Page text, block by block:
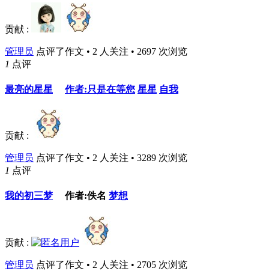
贡献 :
管理员 点评了作文 • 2 人关注 • 2697 次浏览
1 点评
最亮的星星 作者:只是在等您 星星 自我
贡献 :
管理员 点评了作文 • 2 人关注 • 3289 次浏览
1 点评
我的初三梦 作者:佚名 梦想
贡献 :
管理员 点评了作文 • 2 人关注 • 2705 次浏览